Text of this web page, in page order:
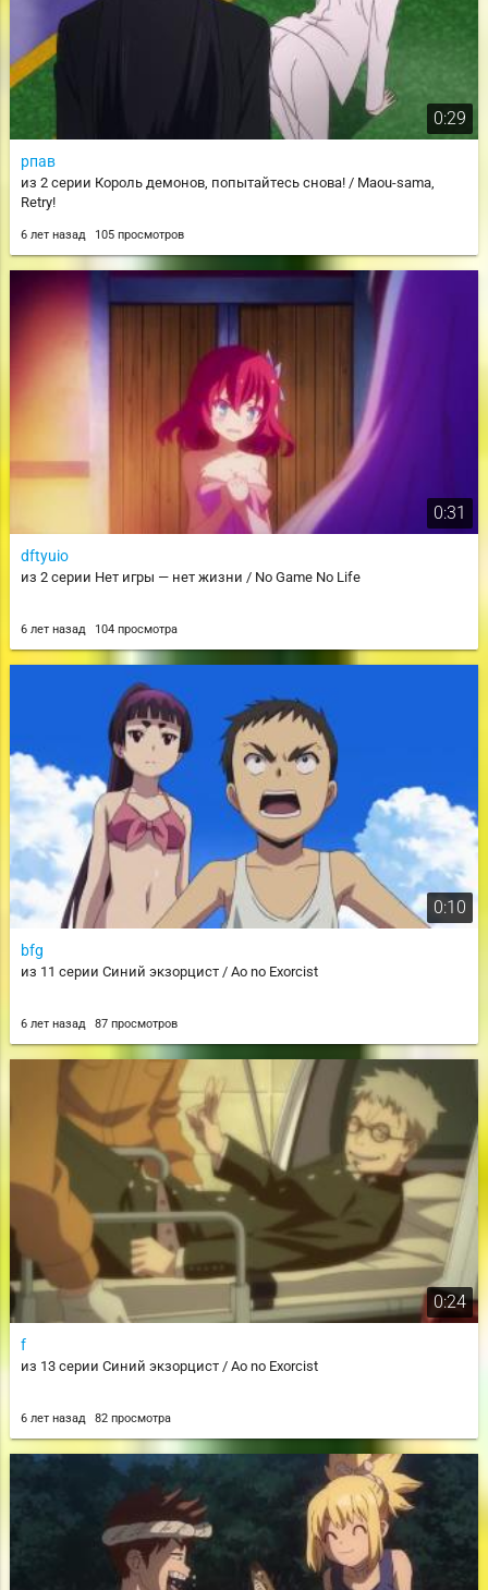
0:29
рпав
из 2 серии Король демонов, попытайтесь снова! / Maou-sama,
Retry!
6 лет назад 105 просмотров
0:31
dftyuio
из 2 серии Нет игры — нет жизни / No Game No Life
6 лет назад 104 просмотра
0:10
bfg
из 11 серии Синий экзорцист / Ao no Exorcist
6 лет назад 87 просмотров
0:24
f
из 13 серии Синий экзорцист / Ao no Exorcist
6 лет назад 82 просмотра